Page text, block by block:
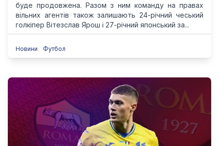
буде продовжена. Разом з ним команду на правах
вільних агентів також залишають 24-річний чеський
голкіпер Вітезслав Ярош і 27-річний японський за...
Новини Футбол